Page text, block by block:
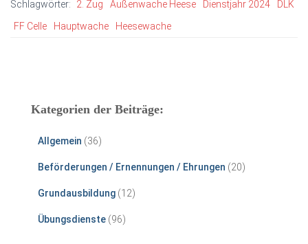
Schlagwörter: 2. Zug Außenwache Heese Dienstjahr 2024
DLK
FF Celle
Hauptwache Heesewache
Kategorien der Beiträge:
Allgemein (36)
Beförderungen / Ernennungen / Ehrungen (20)
Grundausbildung (12)
Übungsdienste (96)